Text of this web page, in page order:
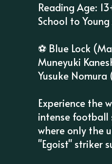
Reading Age:
School to
⚽️ Blue Lock
Muneyuki
Yusuke
Experience the
intense football
where only the
"Egoist" striker